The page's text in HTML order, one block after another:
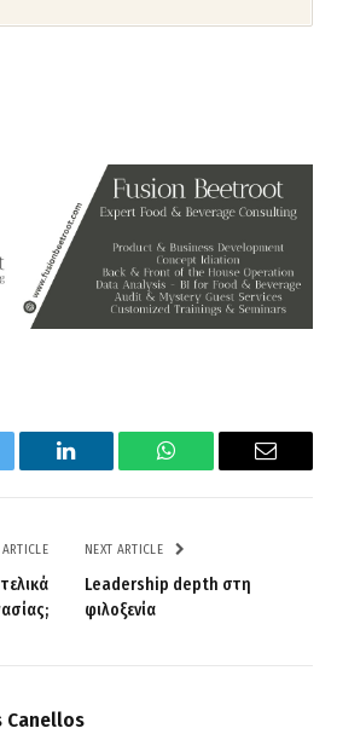
LinkedIn WhatsApp Email
NEXT ARTICLE
Leadership depth στη
φιλοξενία
Canellos